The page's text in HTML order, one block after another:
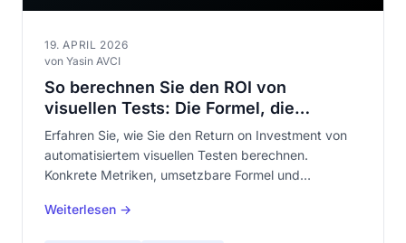
19. APRIL 2026
von Yasin AVCI
So berechnen Sie den ROI von
visuellen Tests: Die Formel, die
Entscheider überzeugt
Erfahren Sie, wie Sie den Return on Investment von
automatisiertem visuellen Testen berechnen.
Konkrete Metriken, umsetzbare Formel und
Ihrer Geschäftsführung zu rechtfertigen.
Weiterlesen →